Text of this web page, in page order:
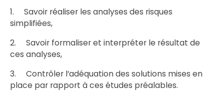
1. Savoir réaliser les analyses des risques
simplifiées,
2. Savoir formaliser et interpréter le résultat de
ces analyses,
3. Contrôler l’adéquation des solutions mises en
place par rapport à ces études préalables.